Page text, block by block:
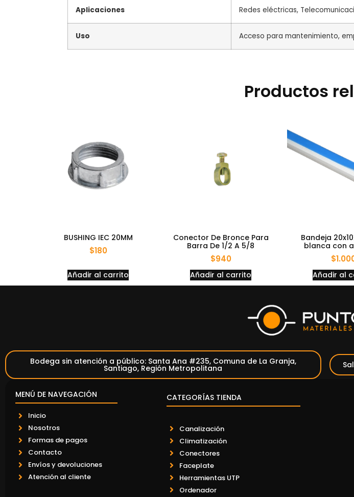
Aplicaciones Redes eléctricas,
Uso Acceso para mantenimiento,
Productos
BUSHING IEC 20MM
$180
Añadir al carrito
Conector De Bronce Para
Barra De 1/2 A 5/8
$940
Añadir al carrito
Bandeja
blanca con
$
Añadir al
Bodega sin atención a público: Santa Ana #235, Comuna de La Granja,
Santiago, Región Metropolitana
MENÚ DE NAVEGACIÓN
Inicio
Nosotros
Formas de pagos
Contacto
Envíos y devoluciones
Atención al cliente
CATEGORÍAS TIENDA
Canalización
Climatización
Conectores
Faceplate
Herramientas UTP
Ordenador